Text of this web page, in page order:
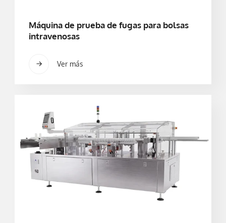
Máquina de prueba de fugas para bolsas
intravenosas
Ver más